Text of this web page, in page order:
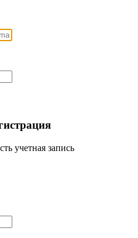
учетная запись